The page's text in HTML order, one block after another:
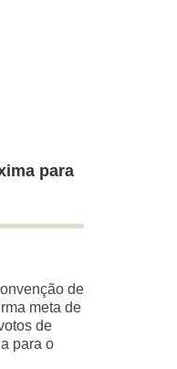
para
de
meta de
de
para o